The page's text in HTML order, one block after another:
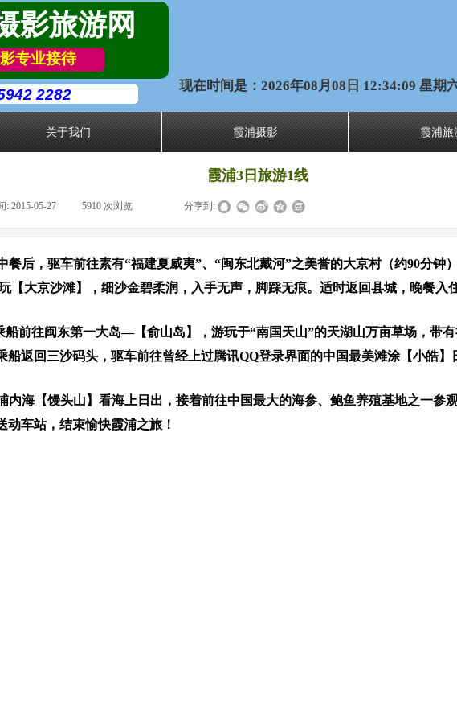
2282
现在时间是：2026年08月08日 12:34:10 星期
关于我们 霞浦摄影 霞浦旅
专业接待
影旅游网
霞浦3日旅游1线
: 2015-05-27 5910 次浏览 分享到:
餐后，驱车前往素有“福建夏威夷”、“闽东北戴河”之美誉的大京村（约90分
【大京沙滩】，细沙金碧柔润，入手无声，脚踩无痕。适时返回县城，晚餐入住
前往闽东第一大岛—【俞山岛】，游玩于“南国天山”的天湖山万亩草场，带
返回三沙码头，驱车前往曾经上过腾讯QQ登录界面的中国最美滩涂【小皓】
内海【馒头山】看海上日出，接着前往中国最大的海参、鲍鱼养殖基地之一参
车站，结束愉快霞浦之旅！